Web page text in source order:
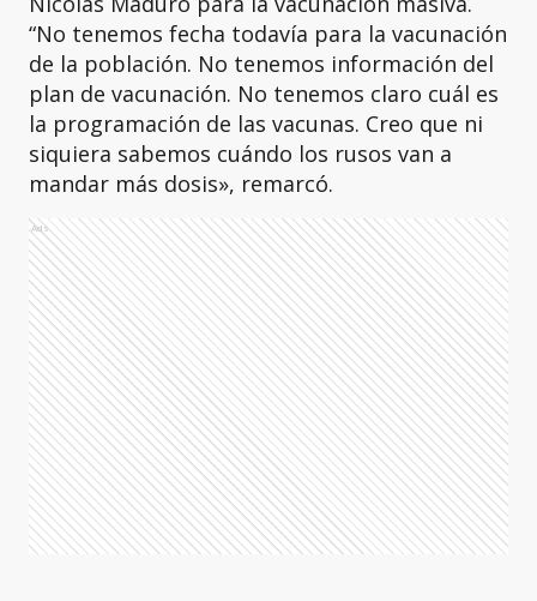
“No tenemos fecha todavía para la vacunación
de la población. No tenemos información del
plan de vacunación. No tenemos claro cuál es
la programación de las vacunas. Creo que ni
siquiera sabemos cuándo los rusos van a
mandar más dosis», remarcó.
Ads